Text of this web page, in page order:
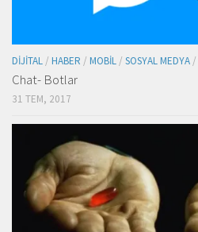
DIJITAL / HABER / MOBIL / SOSYAL MEDYA /
Chat- Botlar
31 TEM, 2017